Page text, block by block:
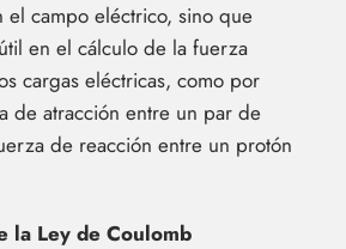
el campo eléctrico, sino que
en el cálculo de la fuerza
cargas eléctricas, como por
de atracción entre un par de
de reacción entre un protón
la Ley de Coulomb